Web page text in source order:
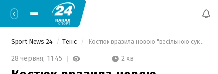
Sport News 24 Теніс Костюк вразила новою "весільною сукнею" для Вімблдону
28 червня, 11:45 2 хв